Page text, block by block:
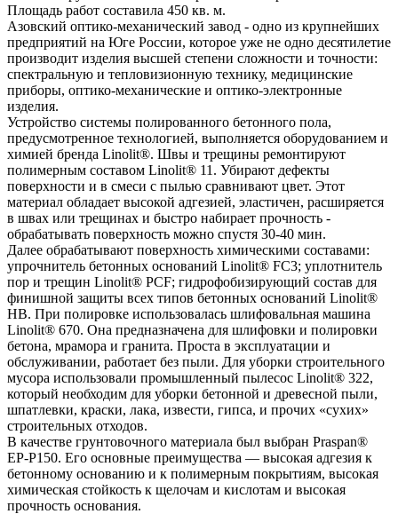
Площадь работ составила 450 кв. м.
Азовский оптико-механический завод - одно из крупнейших
предприятий на Юге России, которое уже не одно десятилетие
производит изделия высшей степени сложности и точности:
спектральную и тепловизионную технику, медицинские
приборы, оптико-механические и оптико-электронные
изделия.
Устройство системы полированного бетонного пола,
предусмотренное технологией, выполняется оборудованием и
химией бренда Linolit®. Швы и трещины ремонтируют
полимерным составом Linolit® 11. Убирают дефекты
поверхности и в смеси с пылью сравнивают цвет. Этот
материал обладает высокой адгезией, эластичен, расширяется
в швах или трещинах и быстро набирает прочность -
обрабатывать поверхность можно спустя 30-40 мин.
Далее обрабатывают поверхность химическими составами:
упрочнитель бетонных оснований Linolit® FC3; уплотнитель
пор и трещин Linolit® PCF; гидрофобизирующий состав для
финишной защиты всех типов бетонных оснований Linolit®
HB. При полировке использовалась шлифовальная машина
Linolit® 670. Она предназначена для шлифовки и полировки
бетона, мрамора и гранита. Проста в эксплуатации и
обслуживании, работает без пыли. Для уборки строительного
мусора использовали промышленный пылесос Linolit® 322,
который необходим для уборки бетонной и древесной пыли,
шпатлевки, краски, лака, извести, гипса, и прочих «сухих»
строительных отходов.
В качестве грунтовочного материала был выбран Praspan®
EP-P150. Его основные преимущества — высокая адгезия к
бетонному основанию и к полимерным покрытиям, высокая
химическая стойкость к щелочам и кислотам и высокая
прочность основания.